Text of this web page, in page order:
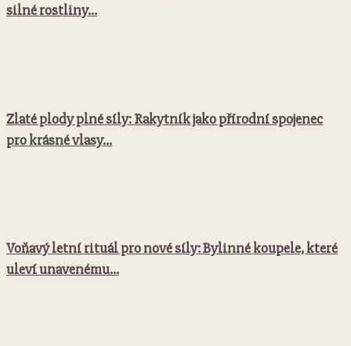
silné rostliny...
Zlaté plody plné síly: Rakytník jako přírodní spojenec
pro krásné vlasy...
Voňavý letní rituál pro nové síly: Bylinné koupele, které
uleví unavenému...